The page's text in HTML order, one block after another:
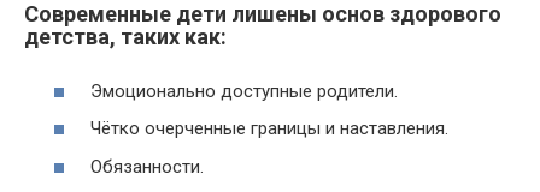
Современные дети лишены основ здорового
детства, таких как:
Эмоционально доступные родители.
Чётко очерченные границы и наставления.
Обязанности.